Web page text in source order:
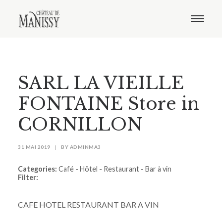
Distribution
Contact
SARL LA VIEILLE
FONTAINE Store in
CORNILLON
31 MAI 2019 | BY ADMINMA3
Categories: Café - Hôtel - Restaurant - Bar à vin
Filter:
CAFE HOTEL RESTAURANT BAR A VIN